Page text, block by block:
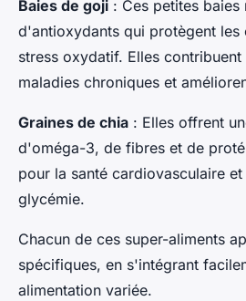
Baies de goji : Ces petites baies
d'antioxydants qui protègent les
stress oxydatif. Elles
maladies chroniques et
Graines de chia : Elles offrent
d'oméga-3, de fibres et de
pour la santé cardiovasculaire
glycémie.
Chacun de ces super-aliments
spécifiques, en s'intégrant
alimentation variée.